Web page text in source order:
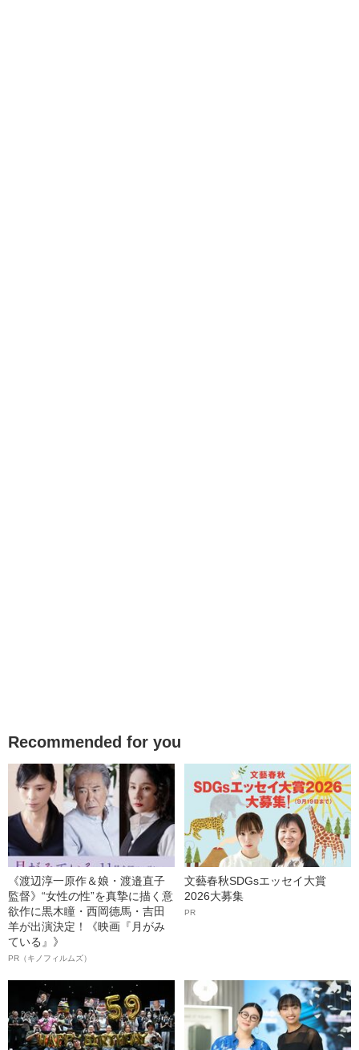
Recommended for you
《渡辺淳一原作＆娘・渡邉直子
監督》“女性の性”を真摯に描く意
欲作に黒木瞳・西岡德馬・吉田
羊が出演決定！《映画『月がみ
ている』》
PR（キノフィルムズ）
文藝春秋SDGsエッセイ大賞
2026大募集
PR